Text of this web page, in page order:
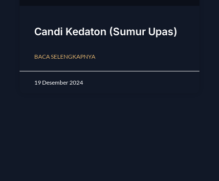
Candi Kedaton (Sumur Upas)
BACA SELENGKAPNYA
19 Desember 2024